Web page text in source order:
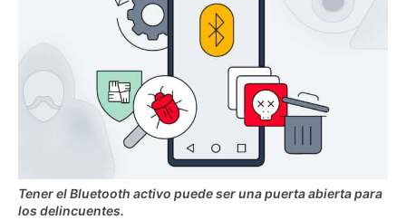
Tener el Bluetooth activo puede ser una puerta abierta para
los delincuentes.